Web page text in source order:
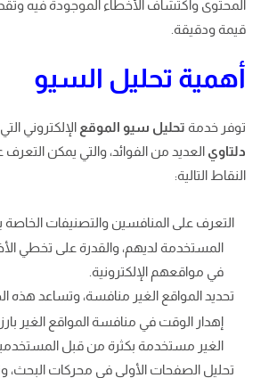
المحتوى واكتشاف الأخطاء الموجودة فيه
قيمة ودقيقة.
أهمية تحليل السيو
توفر خدمة تحليل سيو الموقع الإلكتروني
دلتاوي العديد من الفوائد، والتي يمكن
النقاط التالية:
التعرف على المنافسين والتصنيفات الخاصة
المستخدمة لديهم، والقدرة على تخطي
في مواقعهم الإلكترونية.
تحديد المواقع الغير منافسة، وتساعد هذه
إهدار الوقت في منافسة المواقع الغير
الغير مستخدمة بكثرة من قبل
تحليل الصفحات الأولى في محركات البحث،